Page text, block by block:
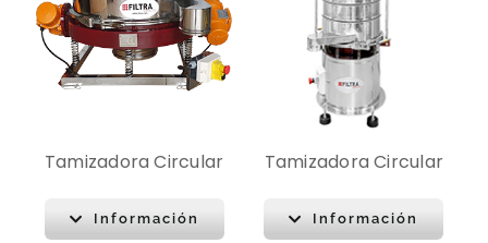
Tamizadora Circular
Información
Tamizadora Circular
Información